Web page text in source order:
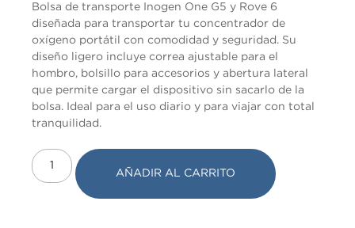
Bolsa de transporte Inogen One G5 y Rove 6
diseñada para transportar tu concentrador de
oxígeno portátil con comodidad y seguridad. Su
diseño ligero incluye correa ajustable para el
hombro, bolsillo para accesorios y abertura lateral
que permite cargar el dispositivo sin sacarlo de la
bolsa. Ideal para el uso diario y para viajar con total
tranquilidad.
AÑADIR AL CARRITO
Marketing
Al compartir tus
intereses y
comportamiento
mientras visitas
nuestro sitio,
aumentas la
posibilidad de
ver contenido y